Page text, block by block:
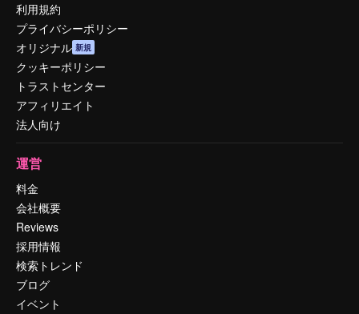
利用規約
プライバシーポリシー
オリジナル 新規
クッキーポリシー
トラストセンター
アフィリエイト
法人向け
運営
料金
会社概要
Reviews
採用情報
検索トレンド
ブログ
イベント